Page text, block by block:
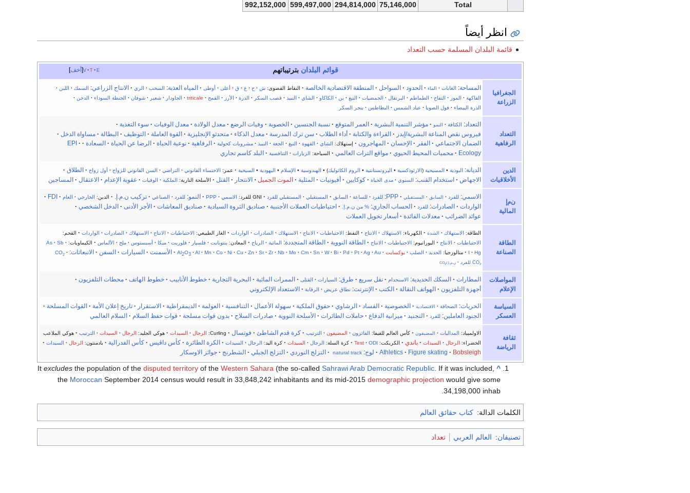
Total
75,146,000
294,814,000
599,497,000
992,152,000
انظر أيضاً
قائمة البلدان المسلمة حسب التعداد
أخف v t e قوائم البلدان بترتيباتهم
الجغرافيا
الزراعة
المساحة: الغابات · الماء · الحدود · السواحل · المنطقة الاقتصادية الخالصة · النقاط القصوى:ش · ج · غ · ق · أعلى · أوطى · المياه العذبة: السحب · الري · الانتاج الزراعي: السمك · اللبن ·
الفاكهة · الموز · التفاح · الطماطم · البرتقال · الحمضيات · التبغ · بن · الكاكاو · الشاي · النبيذ · قصب السكر · الذرة · الأرز · القمح ·
triticale
· الجاودار · شعير · شوفان · الحنطة السوداء · الدخن ·
الذرة البيضاء · فول الصويا · عباد الشمس · البطاطس · بنجر السكر
التعداد
الرفاهية
التعداد: الكثافة · النمو · مؤشر التنمية البشرية · العمر المتوقع · نسبة الجنسين · الخصوبة · وفيات الرضع · معدل الولادة · معدل الوفيات · سوء التغذية ·
فيروس نقص المناعة البشرية/إيدز · القراءة والكتابة · أداء الطلاب · سن ترك المدرسة · معدل الذكاء · متحدثو الإنجليزية · القوة العاملة · التوظيف · البطالة · مساواة الدخل ·
الضمان الاجتماعي · الفقر · الإحسان · المهاجرون · إستهلاك: الشاي · القهوة · التبغ · الجعة · النبيذ · مشروبات كحولية · الرفاهية · نوعية الحياة · الرضا عن الحياة · السعادة ·
EPI ·
Ecology
· محميات المحيط الحيوي · مواقع التراث العالمي · السياحة: الزيارات · التنافسية · البلد كاسم تجاري
الدين
الأخلاقيات
الديانة: البوذية • المسيحية (الارثوذكسية • الپروتستانتية • الروم الكاثوليك) • الهندوسية • الإسلام • اليهودية • السيخية · عمر: الاحتساء القانوني · التراضي · السن القانوني للزواج · أول زواج · الطلاق ·
الاجهاض · استخدام القنب: السنوي · مدى الحياة · كوكايين · أفيونيات · المثلية · الموت الجميل · الانتحار · القتل · الأسلحة النارية: الملكية · الوفيات · عقوبة الإعدام · الاعتقال · المساجين
ن‌م‌إ
المالية
الاسمي: للفرد · السابق · المستقبلي ·
PPP
: للفرد · للساعة · السابق · المستقبلي · المستقبلي للفرد · GNI للفرد: الاسمي ·
PPP
· النمو: للفرد · الصناعي · تركيب ن.م.إ. · الدين: الخارجي · العام ·
FDI
·
الواردات · الصادرات: للفرد · الحساب الجاري:% من ن.م.إ. · احتياطيات العملات الأجنبية · صناديق الثروة السيادية · صناديق المعاشات · الأجر الأدنى · الدخل الشخصي ·
عوائد الضرائب · معدلات الفائدة · أسعار تحويل العملات
الطاقة
الصناعة
الطاقة: الاستهلاك · الشدة · الكهرباء: الاستهلاك · الانتاج · النفط: الاحتياطيات · الانتاج · الاستهلاك · الصادرات · الواردات · الغاز الطبيعي: الاحتياطيات · الانتاج · الاستهلاك · الصادرات · الواردات · الفحم:
الاحتياطيات · الانتاج · اليورانيوم: الاحتياطيات · الانتاج · الطاقة النووية · الطاقة المتجددة: المائية · الرياح · المعادن: بنتونايت · فلسپار · فلوريت · ميكا · أسبستوس · ملح · الألماس · الكيماويات: As · Sb ·
I · Hg
· متالورجيا: الحديد · الصلب · بوكسايت ·
Al2O3 · Al · Mn · Co · Ni · Cu · Zn · Sr · Zr · Nb · Mo · Cm · Sn · W · Bi · Pd · Pt · Ag · Au
· الأسمنت · السيارات · السفن · الانبعاثات:
CO2 ·
CO2 للفرد · ن.م.إ./CO2
المواصلات
الإعلام
المطارات · السكك الحديدية: الاسنخدام · نقل سريع · طرق: السيارات · القتلى · الممرات المائية · البحرية التجارية · خطوط الأنابيب · خطوط الهاتف · محطات التلفزيون ·
أجهزة التلفزيون · الهواتف النقالة · الكتب · الإنترنت: نطاق عريض · الرقابة · الاستعداد الإلكتروني
السياسة
العسكر
الحريات: الصحافة · الاقتصادية · الخصوصية · الفساد · الرشاوي · حقوق الملكية · سهولة الأعمال · التنافسية · العولمة · الديمقراطية · الاستقرار · تاريخ إعلان الأمة · القوات المسلحة ·
الجنود العاملين: للفرد · التجنيد · ميزانية الدفاع · حاملات الطائرات · الأسلحة النووية · صادرات السلاح · بدون قوات مسلحة · قوات حفظ السلام · السلام العالمي
ثقافة
الرياضة
الاولمبياد: المداليات · المضيفون · كأس العالم للفيفا: الفائزون · المضيفون · الترتيب · كرة قدم الشاطئ · فوتسال ·
Curling: الرجال · السيدات · هوكي الجليد: الرجال · السيدات · الترتيب · هوكي الملاعب
الخضراء: الرجال · السيدات · باندي · الكريكت: Test · ODI
· كرة السلة: الرجال · السيدات · كرة اليد: الرجال · السيدات · الكرة الطائرة · كأس داڤيس · كأس الفدرالية · بادمنتون: الرجال · السيدات ·
Athletics · Figure skating · Bobsleigh
· لوج:
natural track
· التزلج النوردي · التزلج الجبلي · الشطرنج · جوائز الاوسكار
^
Itexcludes the population of thedisputed territory of theWestern Sahara (the so-calledSahrawi Arab Democratic Republic . If it was included,
the Moroccan September 2014 census would result in 33,848,242 inhabitants and its mid-2015demographic projection would give some
34,198,000 inhab.
الكلمات الدالة: كتاب حقائق العالم
تصنيفان: العالم العربي تعداد